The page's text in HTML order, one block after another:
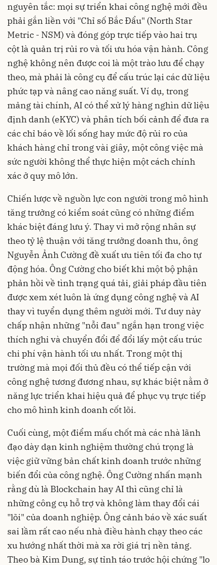
nguyên tắc: mọi sự triển khai công nghệ mới đều
phải gắn liền với "Chỉ số Bắc Đẩu" (North Star
Metric - NSM) và đóng góp trực tiếp vào hai trụ
cột là quản trị rủi ro và tối ưu hóa vận hành. Công
nghệ không nên được coi là một trào lưu để chạy
theo, mà phải là công cụ để cấu trúc lại các dữ liệu
phức tạp và nâng cao năng suất. Ví dụ, trong
mảng tài chính, AI có thể xử lý hàng nghìn dữ liệu
định danh (eKYC) và phân tích bối cảnh để đưa ra
các chỉ báo về lối sống hay mức độ rủi ro của
khách hàng chỉ trong vài giây, một công việc mà
sức người không thể thực hiện một cách chính
xác ở quy mô lớn.
Chiến lược về nguồn lực con người trong mô hình
tăng trưởng có kiểm soát cũng có những điểm
khác biệt đáng lưu ý. Thay vì mở rộng nhân sự
theo tỷ lệ thuận với tăng trưởng doanh thu, ông
Nguyễn Ảnh Cường đề xuất ưu tiên tối đa cho tự
động hóa. Ông Cường cho biết khi một bộ phận
phản hồi về tình trạng quá tải, giải pháp đầu tiên
được xem xét luôn là ứng dụng công nghệ và AI
thay vì tuyển dụng thêm người mới. Tư duy này
chấp nhận những "nỗi đau" ngắn hạn trong việc
thích nghi và chuyển đổi để đổi lấy một cấu trúc
chi phí vận hành tối ưu nhất. Trong một thị
trường mà mọi đối thủ đều có thể tiếp cận với
công nghệ tương đương nhau, sự khác biệt nằm ở
năng lực triển khai hiệu quả để phục vụ trực tiếp
cho mô hình kinh doanh cốt lõi.
Cuối cùng, một điểm mấu chốt mà các nhà lãnh
đạo dày dạn kinh nghiệm thường chú trọng là
việc giữ vững bản chất kinh doanh trước những
biến đổi của công nghệ. Ông Cường nhấn mạnh
rằng dù là Blockchain hay AI thì cũng chỉ là
những công cụ hỗ trợ và không làm thay đổi cái
"lõi" của doanh nghiệp. Ông cảnh báo về xác suất
sai lầm rất cao nếu nhà điều hành chạy theo các
xu hướng nhất thời mà xa rời giá trị nền tảng.
Theo bà Kim Dung, sự tỉnh táo trước hội chứng "lo